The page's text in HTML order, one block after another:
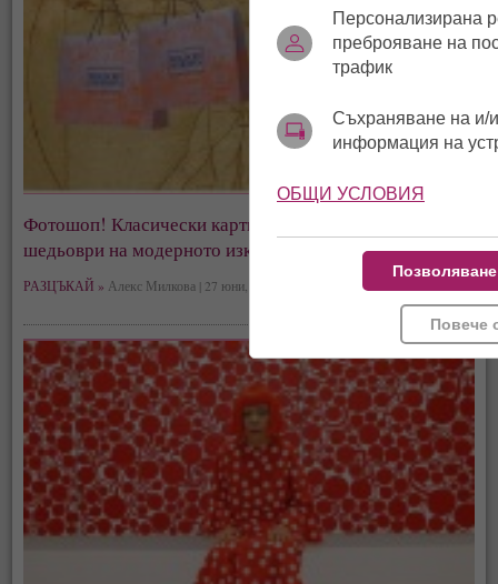
Фотошоп! Класически картини превърнати в
шедьоври на модерното изкуство (галерия)
РАЗЦЪКАЙ » Алекс Милкова | 27 юни, 09:49
Персонализирана
преброяване на
трафик
Съхраняване на и/
информация на
ОБЩИ УСЛОВИЯ
Повече